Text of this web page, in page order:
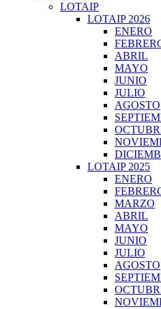
LOTAIP
LOTAIP 2026
ENERO
ABRIL
MAYO
JUNIO
JULIO
AGOSTO
LOTAIP 2025
ENERO
MARZO
ABRIL
MAYO
JUNIO
JULIO
AGOSTO